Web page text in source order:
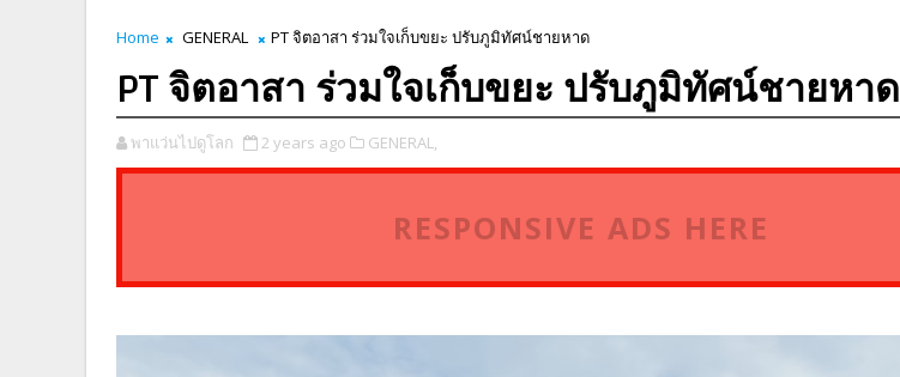
Home GENERAL PT จิตอาสา ร่วมใจเก็บขยะ ปรับภูมิทัศน์ชายหาด
PT จิตอาสา ร่วมใจเก็บขยะ ปรับภูมิทัศน์ชายหาด
พาแว่นไปดูโลก 2 years ago GENERAL,
RESPONSIVE ADS HERE